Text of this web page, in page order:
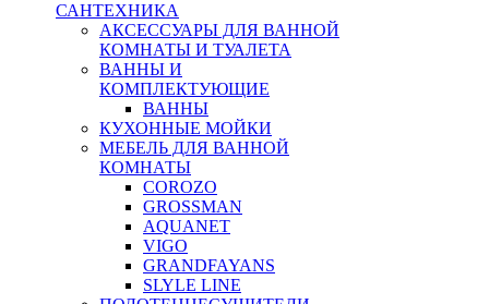
САНТЕХНИКА
АКСЕССУАРЫ ДЛЯ ВАННОЙ
КОМНАТЫ И ТУАЛЕТА
ВАННЫ И
КОМПЛЕКТУЮЩИЕ
ВАННЫ
КУХОННЫЕ МОЙКИ
МЕБЕЛЬ ДЛЯ ВАННОЙ
КОМНАТЫ
COROZO
GROSSMAN
AQUANET
VIGO
GRANDFAYANS
SLYLE LINE